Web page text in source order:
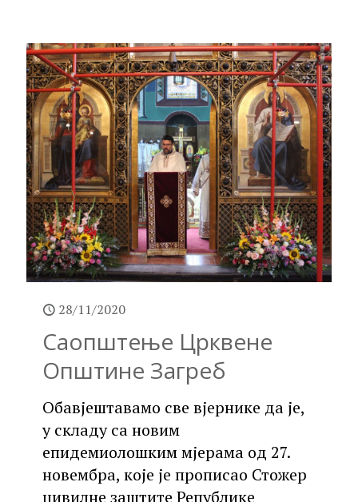
28/11/2020
Саопштење Црквене
Општине Загреб
Обавјештавамо све вјернике да је,
у складу са новим
епидемиолошким мјерама од 27.
новембра, које је прописао Стожер
цивилне заштите Републике